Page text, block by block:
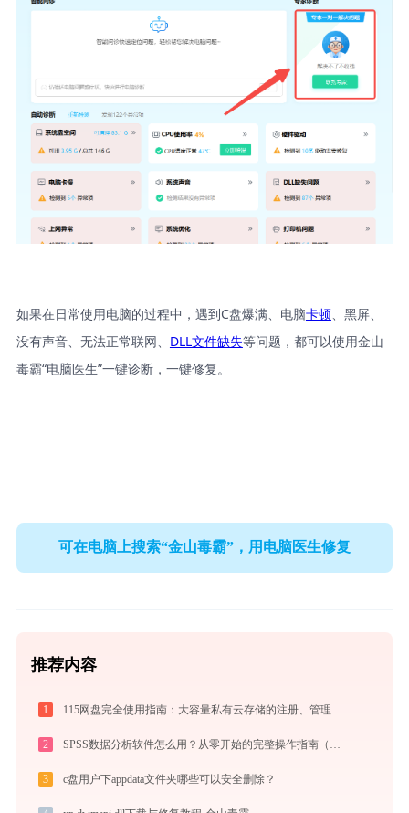
如果在日常使用电脑的过程中，遇到C盘爆满、电脑卡顿、黑屏、
没有声音、无法正常联网、 DLL文件缺失等问题，都可以使用金山
毒霸“电脑医生”一键诊断，一键修复。
可在电脑上搜索“金山毒霸”，用电脑医生修复
推荐内容
1 115网盘完全使用指南：大容量私有云存储的注册、管理与分享全攻略（2026最新）
2 SPSS数据分析软件怎么用？从零开始的完整操作指南（附实战案例）
3 c盘用户下appdata文件夹哪些可以安全删除？